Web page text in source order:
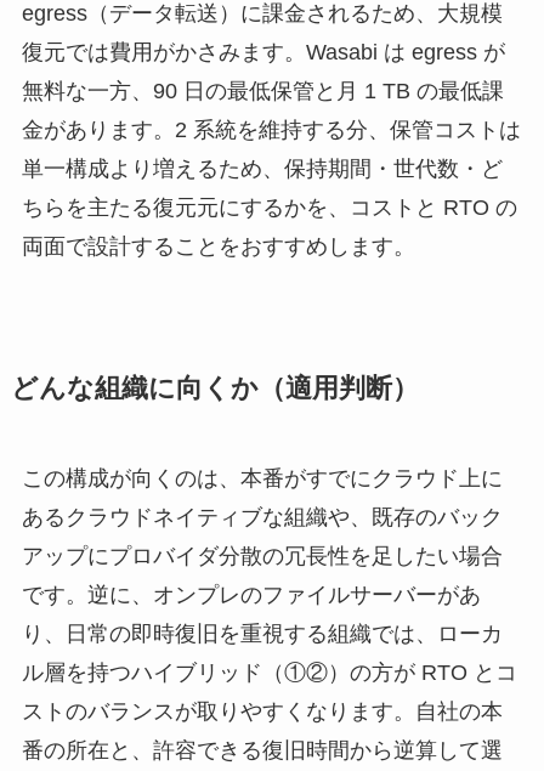
egress（データ転送）に課金されるため、大規模
復元では費用がかさみます。Wasabi は egress が
無料な一方、90 日の最低保管と月 1 TB の最低課
金があります。2 系統を維持する分、保管コストは
単一構成より増えるため、保持期間・世代数・ど
ちらを主たる復元元にするかを、コストと RTO の
両面で設計することをおすすめします。
どんな組織に向くか（適用判断）
この構成が向くのは、本番がすでにクラウド上に
あるクラウドネイティブな組織や、既存のバック
アップにプロバイダ分散の冗長性を足したい場合
です。逆に、オンプレのファイルサーバーがあ
り、日常の即時復旧を重視する組織では、ローカ
ル層を持つハイブリッド（①②）の方が RTO とコ
ストのバランスが取りやすくなります。自社の本
番の所在と、許容できる復旧時間から逆算して選